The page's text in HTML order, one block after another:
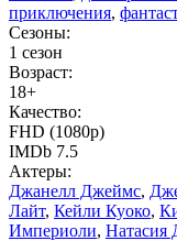
приключения,
Сезоны:
1 сезон
Возраст:
18+
Качество:
FHD (1080p)
IMDb 7.5
Актеры:
Джанелл Джеймс,
Лайт, Кейли Куоко,
Империоли, Натасия